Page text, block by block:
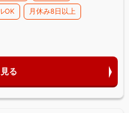
OK 月休み8日以上
る